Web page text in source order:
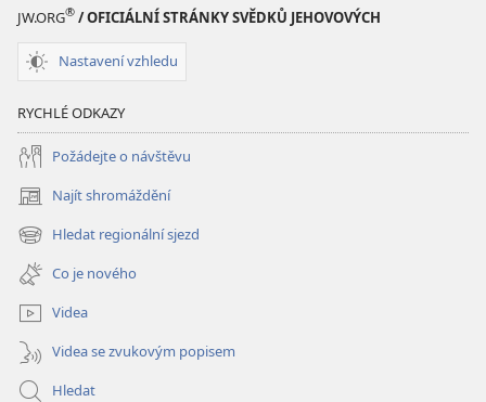
JW.ORG® / OFICIÁLNÍ STRÁNKY SVĚDKŮ JEHOVOVÝCH
Nastavení vzhledu
RYCHLÉ ODKAZY
Požádejte o návštěvu
Najít shromáždění
(otevřeno
nové
okno)
Hledat regionální sjezd
(otevřeno
nové
okno)
Co je nového
Videa
Videa se zvukovým popisem
Hledat